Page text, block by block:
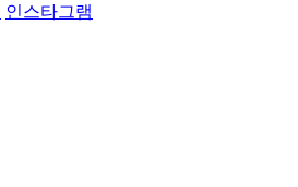
인스타그램